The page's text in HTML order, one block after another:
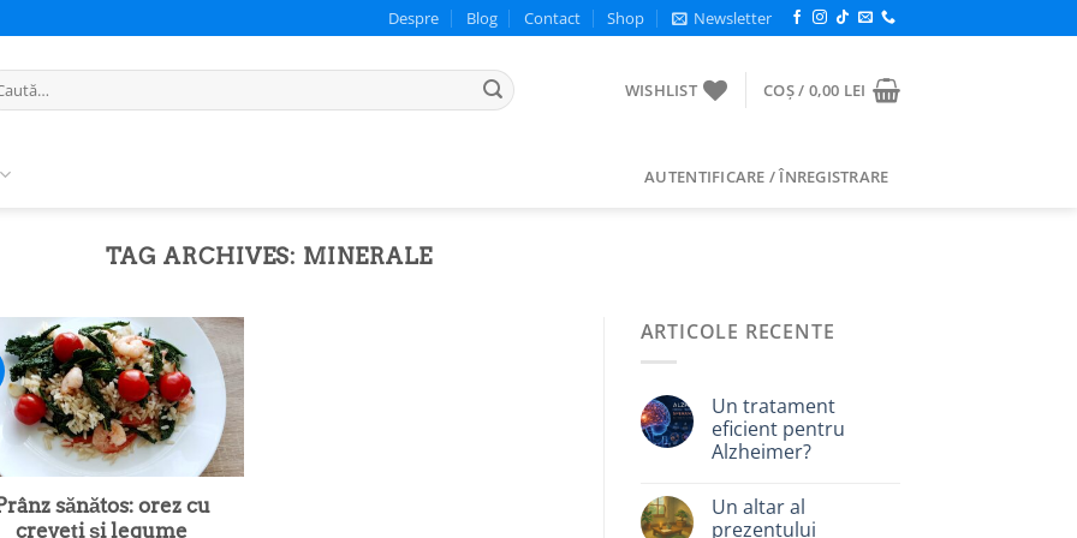
Despre Blog Contact Shop Newsletter
WISHLIST COȘ / 0,00 LEI
AUTENTIFICARE / ÎNREGISTRARE
TAG ARCHIVES: MINERALE
sănătos: orez cu
creveți și legume
ARTICOLE RECENTE
Un tratament
eficient pentru
Alzheimer?
Un altar al
prezentului